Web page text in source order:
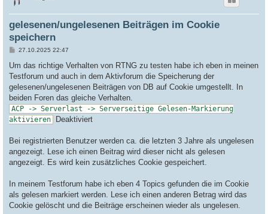
gelesenen/ungelesenen Beiträgen im Cookie
speichern
B
i
r
a
27.10.2025 22:47
Um das richtige Verhalten von RTNG zu testen habe ich eben in meinen
Testforum und auch in dem Aktivforum die Speicherung der
gelesenen/ungelesenen Beiträgen von DB auf Cookie umgestellt. In
beiden Foren das gleiche Verhalten.
ACP -> Serverlast -> Serverseitige Gelesen-Markierung
aktivieren
Deaktiviert
Bei registrierten Benutzer werden ca. die letzten 3 Jahre als ungelesen
angezeigt. Lese ich einen Beitrag wird dieser nicht als gelesen
angezeigt. Es wird kein zusätzliches Cookie gespeichert.
In meinem Testforum habe ich eben 4 Topics gefunden die im Cookie
als gelesen markiert werden. Lese ich einen anderen Betrag wird das
Cookie gelöscht und die Beiträge erscheinen wieder als ungelesen.